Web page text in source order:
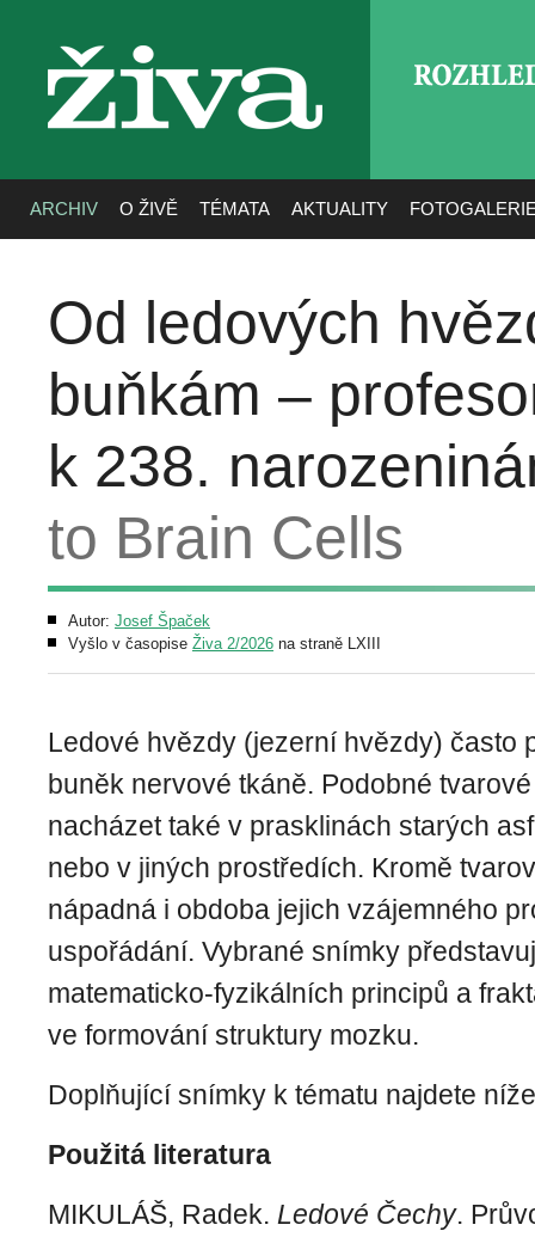
živa
ARCHIV O ŽIVĚ TÉMATA AKTUALITY
Od ledových
buňkám –
k 238.
to Brain Cells
Autor: Josef Špaček
Vyšlo v časopise Živa 2/2026 na straně LXIII
Ledové hvězdy (jezerní hvězdy) často
buněk nervové tkáně. Podobné
nacházet také v prasklinách starých
nebo v jiných prostředích. Kromě
nápadná i obdoba jejich vzájemného
uspořádání. Vybrané snímky
matematicko-fyzikálních principů a
ve formování struktury mozku.
Doplňující snímky k tématu najdete
Použitá literatura
MIKULÁŠ, Radek. Ledové Čechy.